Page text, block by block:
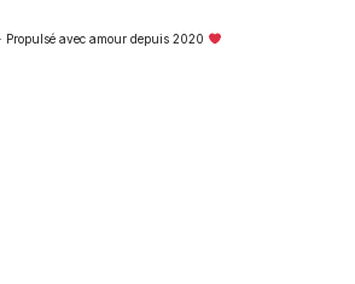
Propulsé avec amour depuis 2020